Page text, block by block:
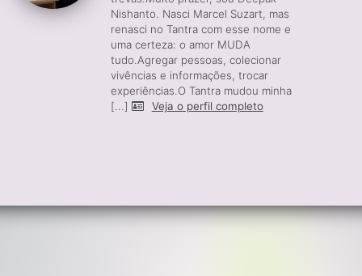
Nishanto. Nasci Marcel Suzart, mas
renasci no Tantra com esse nome e
uma certeza: o amor MUDA
tudo.Agregar pessoas, colecionar
vivências e informações, trocar
experiências.O Tantra mudou minha
[...]
Veja o perfil completo